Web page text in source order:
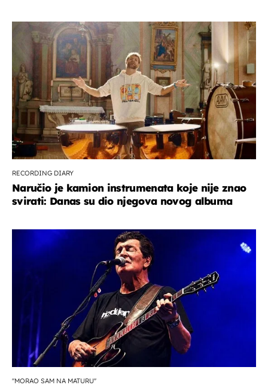
RECORDING DIARY
Naručio je kamion instrumenata koje nije znao
svirati: Danas su dio njegova novog albuma
''MORAO SAM NA MATURU''